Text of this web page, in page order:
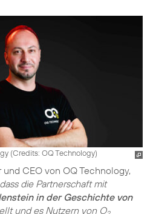
(Credits: OQ Technology)
und CEO von OQ Technology,
die Partnerschaft mit
in der Geschichte von
und es Nutzern von O